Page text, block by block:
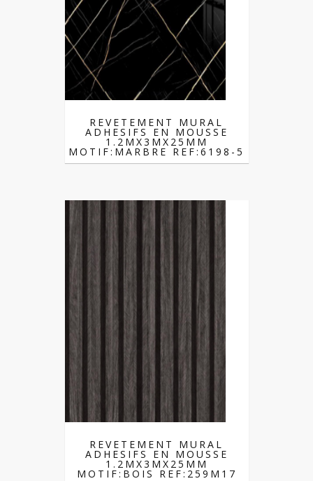
REVETEMENT MURAL
ADHESIFS EN MOUSSE
1.2MX3MX25MM
MOTIF:MARBRE REF:6198-5
REVETEMENT MURAL
ADHESIFS EN MOUSSE
1.2MX3MX25MM
MOTIF:BOIS REF:259M17